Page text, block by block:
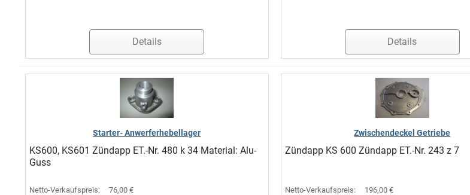
Details Details
Starter- Anwerferhebellager
KS600, KS601 Zündapp ET.-Nr. 480 k 34 Material: Alu-
Guss
Netto-Verkaufspreis: 76,00 €
Zwischendeckel Getriebe
Zündapp KS 600 Zündapp ET.-Nr. 243 z 7
Netto-Verkaufspreis: 196,00 €